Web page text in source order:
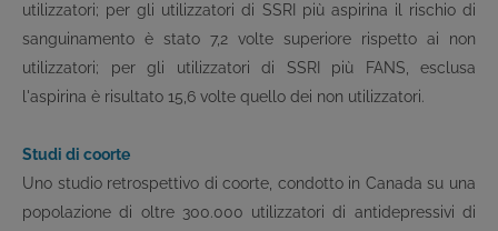
utilizzatori; per gli utilizzatori di SSRI più aspirina il rischio di
sanguinamento è stato 7,2 volte superiore rispetto ai non
utilizzatori; per gli utilizzatori di SSRI più FANS, esclusa
l'aspirina è risultato 15,6 volte quello dei non utilizzatori.
Studi di coorte
Uno studio retrospettivo di coorte, condotto in Canada su una
popolazione di oltre 300.000 utilizzatori di antidepressivi di